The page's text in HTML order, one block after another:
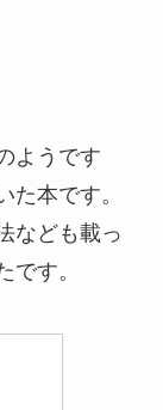
ようです
た本です。
なども載っ
です。